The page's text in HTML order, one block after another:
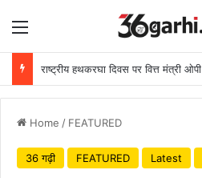
Menu
Home / FEATURED
36 गढ़ी FEATURED Latest